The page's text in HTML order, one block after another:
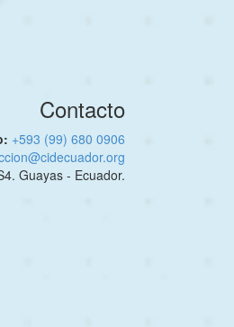
Contacto
+593 (99) 680 0906
Guayas - Ecuador.